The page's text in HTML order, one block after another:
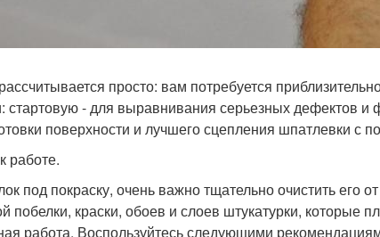
просто: вам потребуется
стартовую - для выравнивания серьезных дефектов
поверхности и лучшего сцепления шпатлевки с
работе.
под покраску, очень важно тщательно очистить его
побелки, краски, обоев и слоев штукатурки, которые
работа. Воспользуйтесь следующими